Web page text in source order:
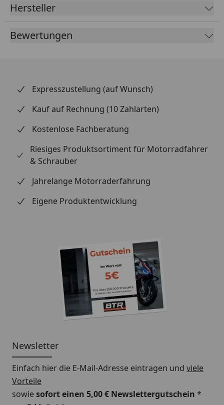
splitterfrei und UV-beständig, was eine lange
Lebensdauer sicherstellt. Die modellspezifische
Entwicklung garantiert eine einfache Montage und
anspruchsvolle Fahrer.
Hersteller
Bewertungen
Expresszustellung (auf Wunsch)
Kauf auf Rechnung (10 Zahlarten)
Kostenlose Fachberatung
Riesiges Produktsortiment für Motorradfahrer
& Schrauber
Jahrelange Motorraderfahrung
Eigene Produktentwicklung
Newsletter
Einfach hier die E-Mail-Adresse eintragen und viele
Vorteile
sowiesofort einen 5,00 € Newslettergutschein *